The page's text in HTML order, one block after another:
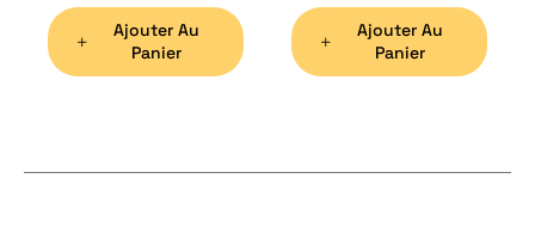
Ajouter Au
Panier
Ajouter Au
Panier